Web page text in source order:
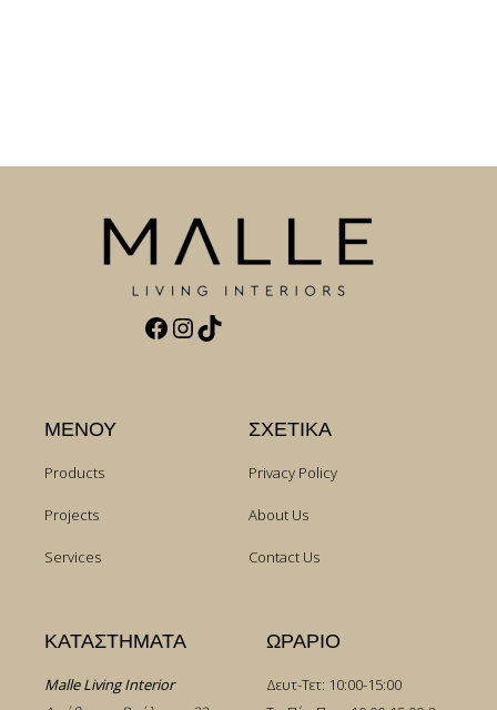
Facebook
Instagram
TikTok
ΜΕΝΟΥ
Products
Projects
Services
ΣΧΕΤΙΚΑ
Privacy Policy
About Us
Contact Us
ΚΑΤΑΣΤΗΜΑΤΑ
Malle Living Interior
ΩΡΑΡΙΟ
Δευτ-Τετ: 10:00-15:00